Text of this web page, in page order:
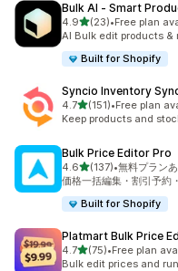
Bulk AI ‑ Smart
4.95つ星中
(23)
合計レビュー数：23件
•Free plan
AI Bulk edit products
Built for Shopify
Syncio Inventory
4.75つ星中
(151)
合計レビュー数：151件
•Free plan
Keep products and
Bulk Price Editor Pro
4.65つ星中
(137)
合計レビュー数：137件
•無料プラン
価格一括編集・割引予約
Built for Shopify
Platmart Bulk Price
4.75つ星中
(75)
合計レビュー数：75件
•Free plan
Bulk edit prices and